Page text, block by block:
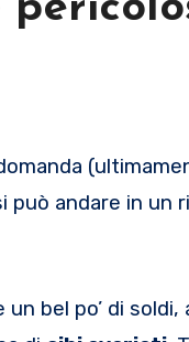
andare in un
bel po’ di